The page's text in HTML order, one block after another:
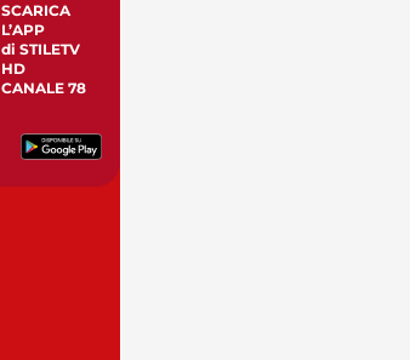
SCARICA
L’APP
di STILETV
HD
CANALE 78